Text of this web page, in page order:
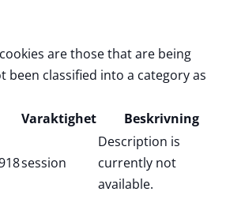
are those that are being
been classified into a category as
Varaktighet Beskrivning
session
Description is
currently not
available.